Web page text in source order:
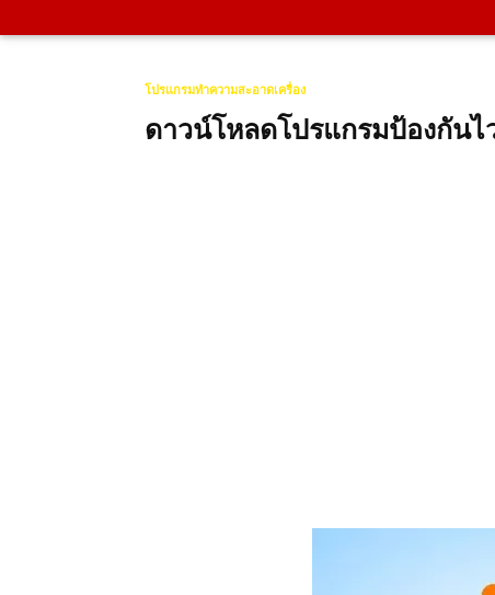
โปรแกรมทำความสะอาดเครื่อง
ดาวน์โหลดโปรแกรมป้องกันไ